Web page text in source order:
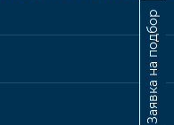
Заявка на подбор